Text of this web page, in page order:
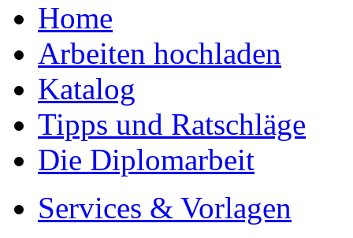
Home
Arbeiten hochladen
Katalog
Tipps und Ratschläge
Die Diplomarbeit
Services & Vorlagen